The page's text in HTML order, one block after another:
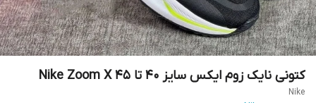
کتونی نایک زوم ایکس سایز 40 تا 45 Nike Zoom X
Nike